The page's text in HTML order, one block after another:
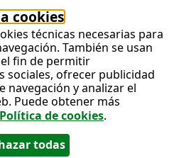
cookies
técnicas necesarias para
También se usan
fin de permitir
sociales, ofrecer publicidad
navegación y analizar el
Puede obtener más
Política de cookies.